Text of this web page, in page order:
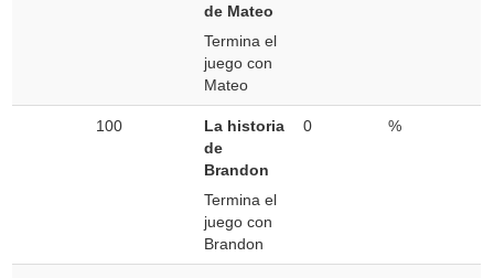
de Mateo
Termina el
juego con
Mateo
100
La historia
de
Brandon
Termina el
juego con
Brandon
0 %